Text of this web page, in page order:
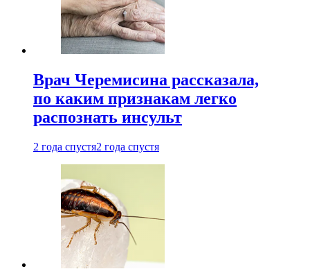
Врач Черемисина рассказала,
по каким признакам легко
распознать инсульт
2 года спустя2 года спустя